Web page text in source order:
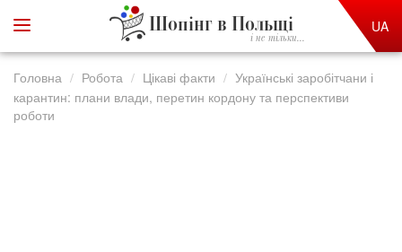
Шопінг в Польщі
і не тільки...
UA
Головна Робота Цікаві факти
Українські заробітчани і
карантин: плани влади, перетин кордону та перспективи
роботи